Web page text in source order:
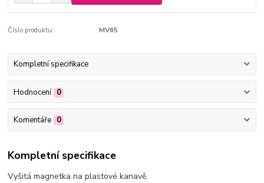
Číslo produktu: MV65
Kompletní specifikace
Hodnocení 0
Komentáře 0
Kompletní specifikace
Vyšitá magnetka na plastové kanavě.